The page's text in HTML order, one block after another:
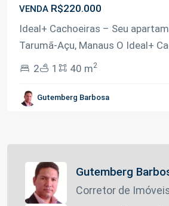
VENDA R$220.000
Ideal+ Cachoeiras – Seu
Tarumã-Açu, Manaus O Ideal+
2
1 40 m2
Gutemberg Barbosa
Gutemberg
Corretor de